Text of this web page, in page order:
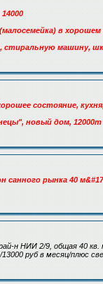
в хорошем
стиральную машину,
состояние,
нoвый дoм, 12000т
санного рынка 40
н НИИ 2/9, общая 40
руб в месяц/плюс